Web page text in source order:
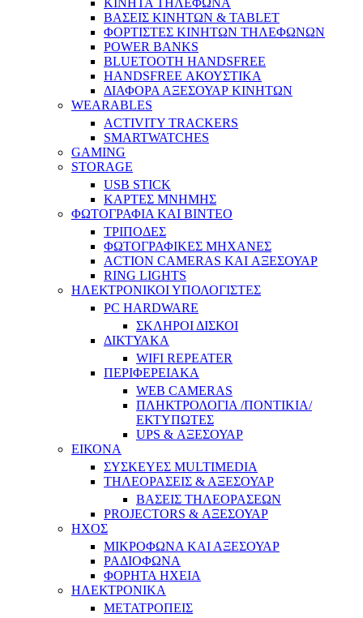
ΚΙΝΗΤΑ ΤΗΛΕΦΩΝΑ
ΒΑΣΕΙΣ ΚΙΝΗΤΩΝ & TABLET
ΦΟΡΤΙΣΤΕΣ ΚΙΝΗΤΩΝ ΤΗΛΕΦΩΝΩΝ
POWER BANKS
BLUETOOTH HANDSFREE
HANDSFREE ΑΚΟΥΣΤΙΚΑ
ΔΙΑΦΟΡΑ ΑΞΕΣΟΥΑΡ ΚΙΝΗΤΩΝ
WEARABLES
ACTIVITY TRACKERS
SMARTWATCHES
GAMING
STORAGE
USB STICK
ΚΑΡΤΕΣ ΜΝΗΜΗΣ
ΦΩΤΟΓΡΑΦΙΑ ΚΑΙ ΒΙΝΤΕΟ
ΤΡΙΠΟΔΕΣ
ΦΩΤΟΓΡΑΦΙΚΕΣ ΜΗΧΑΝΕΣ
ACTION CAMERAS KAI ΑΞΕΣΟΥΑΡ
RING LIGHTS
ΗΛΕΚΤΡΟΝΙΚΟΙ ΥΠΟΛΟΓΙΣΤΕΣ
PC HARDWARE
ΣΚΛΗΡΟΙ ΔΙΣΚΟΙ
ΔΙΚΤΥΑΚΑ
WIFI REPEATER
ΠΕΡΙΦΕΡΕΙΑΚΑ
WEB CAMERAS
ΠΛΗΚΤΡΟΛΟΓΙΑ /ΠΟΝΤΙΚΙΑ/
ΕΚΤΥΠΩΤΕΣ
UPS & ΑΞΕΣΟΥΑΡ
ΕΙΚΟΝΑ
ΣΥΣΚΕΥΕΣ MULTIMEDIA
ΤΗΛΕΟΡΑΣΕΙΣ & ΑΞΕΣΟΥΑΡ
ΒΑΣΕΙΣ ΤΗΛΕΟΡΑΣΕΩΝ
PROJECTORS & ΑΞΕΣΟΥΑΡ
ΗΧΟΣ
ΜΙΚΡΟΦΩΝΑ ΚΑΙ ΑΞΕΣΟΥΑΡ
ΡΑΔΙΟΦΩΝΑ
ΦΟΡΗΤΑ ΗΧΕΙΑ
ΗΛΕΚΤΡΟΝΙΚΑ
ΜΕΤΑΤΡΟΠΕΙΣ